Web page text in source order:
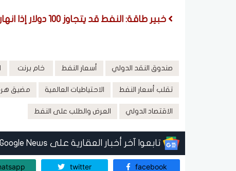
خبير طاقة: النفط قد يتجاوز 100 دولار إذا انهارت مفاوضات إيران وأمريكا
صندوق النقد الدولي أسعار النفط خام برنت
تقلب أسعار النفط الاحتياطيات العالمية مضيق
الاقتصاد الدولي العرض والطلب على النفط
تابعوا آخر أخبار العقارية على Google News
facebook
twitter